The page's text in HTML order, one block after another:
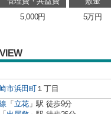
5,000円 5万円
市浜田町１丁目
「 立花」駅 徒歩9分